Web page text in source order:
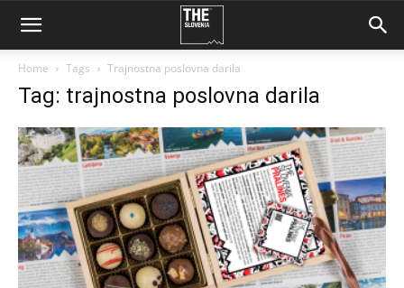
Home Tags Trajnostna poslovna darila
Tag: trajnostna poslovna darila